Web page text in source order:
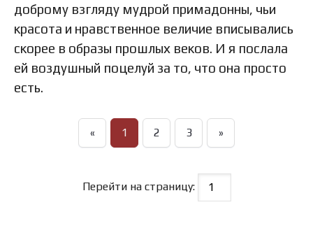
доброму взгляду мудрой примадонны, чьи
красота и нравственное величие вписывались
скорее в образы прошлых веков. И я послала
ей воздушный поцелуй за то, что она просто
есть.
« 1 2 3 »
Перейти на страницу: